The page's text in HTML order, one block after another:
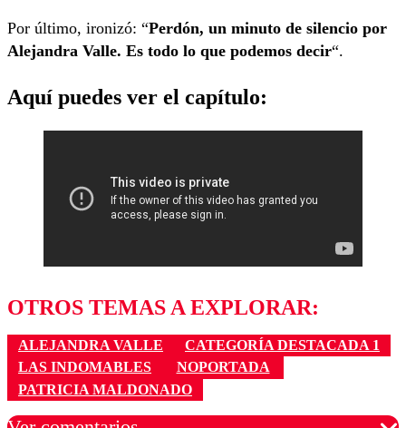
Por último, ironizó: “Perdón, un minuto de silencio por
Alejandra Valle. Es todo lo que podemos decir“.
Aquí puedes ver el capítulo:
OTROS TEMAS A EXPLORAR:
ALEJANDRA VALLE
CATEGORÍA DESTACADA 1
LAS INDOMABLES
NOPORTADA
PATRICIA MALDONADO